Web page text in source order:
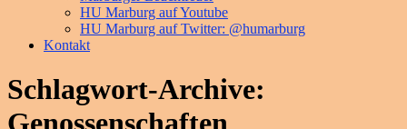
HU Marburg auf Youtube
HU Marburg auf Twitter: @humarburg
Kontakt
Schlagwort-Archive: